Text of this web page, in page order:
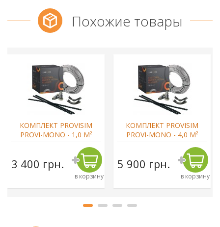
Похожие товары
КОМПЛЕКТ PROVISIM
PROVI-MONO - 1,0 М²
3 400 грн.
в корзину
КОМПЛЕКТ PROVISIM
PROVI-MONO - 4,0 М²
5 900 грн.
в корзину